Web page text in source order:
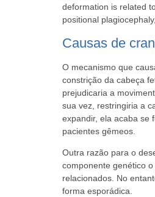
deformation is related
positional
Causas de
O mecanismo que
constrição da cabeça
prejudicaria a
sua vez, restringiria a
expandir, ela acaba se
pacientes gêmeos.
Outra razão para o
componente genético
relacionados. No
forma esporádica.